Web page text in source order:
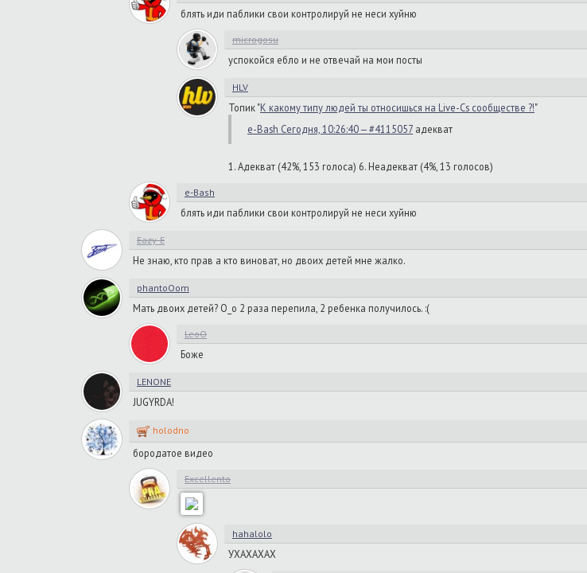
блять иди паблики свои контролируй не неси хуйню
microgosu
успокойся ебло и не отвечай на мои посты
HLV
Топик "К какому типу людей ты относишься на Live-Cs сообществе ?!"
e-Bash Сегодня, 10:26:40 — #4115057 адекват
1. Адекват (42%, 153 голоса) 6. Неадекват (4%, 13 голосов)
e-Bash
блять иди паблики свои контролируй не неси хуйню
Eazy-E
Не знаю, кто прав а кто виноват, но двоих детей мне жалко.
phantoOom
Мать двоих детей? О_о 2 раза перепила, 2 ребенка получилось. :(
LeoO
Боже
LENONE
JUGYRDA!
holodno
бородатое видео
Excellento
hahalolo
УХАХАХАХ